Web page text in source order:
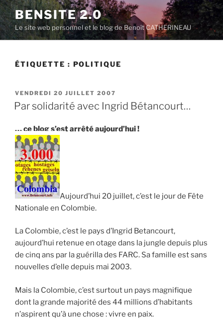
Aller
au
contenu
principal
BENSITE 2.0
Le site web personnel et le blog de Benoît CATHERINEAU
ÉTIQUETTE : POLITIQUE
PUBLIÉ
LE
VENDREDI 20 JUILLET 2007
Par solidarité avec Ingrid Bétancourt…
… ce blog s’est arrêté aujourd’hui !
Aujourd’hui 20 juillet, c’est le jour de Fête
Nationale en Colombie.
La Colombie, c’est le pays d’Ingrid Betancourt,
aujourd’hui retenue en otage dans la jungle depuis plus
de cinq ans par la guérilla des FARC. Sa famille est sans
nouvelles d’elle depuis mai 2003.
Mais la Colombie, c’est surtout un pays magnifique
dont la grande majorité des 44 millions d’habitants
n’aspirent qu’à une chose : vivre en paix.